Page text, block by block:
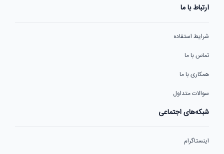
ارتباط با ما
شرایط استفاده
تماس با ما
همکاری با ما
سوالات متداول
شبکه‌های اجتماعی
اینستاگرام